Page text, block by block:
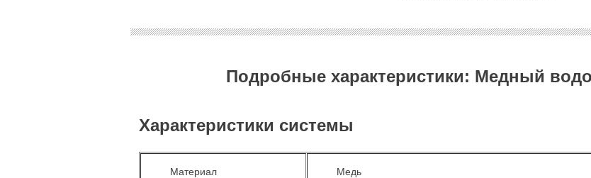
Подробные характеристики: Медный
Характеристики системы
Материал Медь